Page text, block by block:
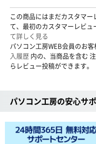
この商品にはまだカスタマ
て、最初のカスタマーレビュ
て詳しく見る
パソコン工房WEB会員のお
入履歴 内の、当商品を含む
らレビュー投稿ができます。
パソコン工房の安心サ